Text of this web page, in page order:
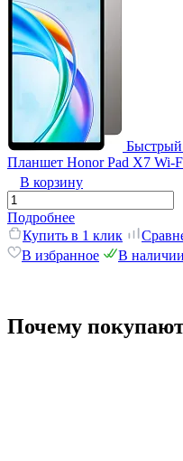
Планшет Honor Pad X7 Wi-
В корзину
Подробнее
Купить в 1 клик
В избранное
В наличии
Почему